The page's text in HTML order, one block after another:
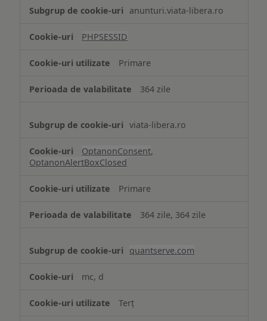
de
Cookie
necesare
anunturi.viata-libera.ro
PHPSESSID
Primare
364 zile
viata-libera.ro
OptanonConsent,
OptanonAlertBoxClosed
Primare
364 zile, 364 zile
quantserve.com
mc, d
Terț